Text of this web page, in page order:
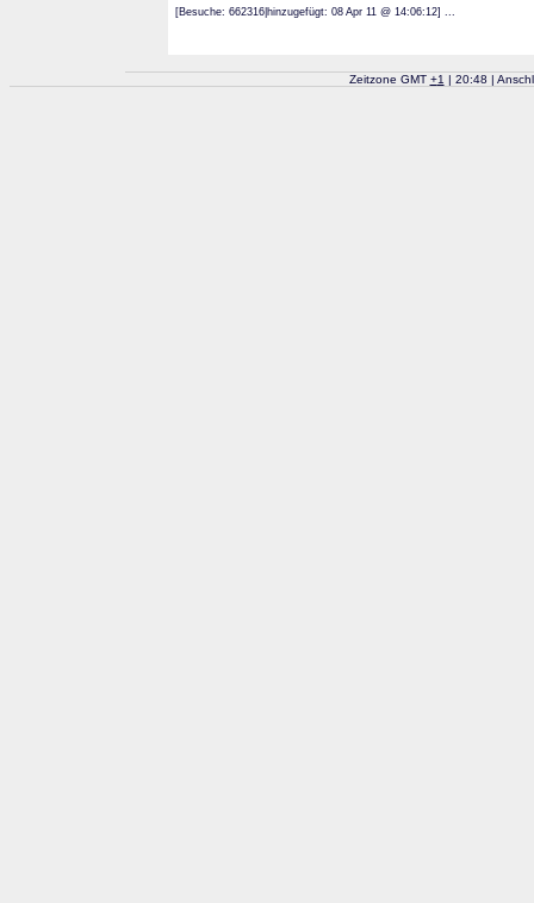
[Besuche: 662316|hinzugefügt: 08 Apr 11 @ 14:06:12] ...
Zeitzone GMT +1 | 20:48 |